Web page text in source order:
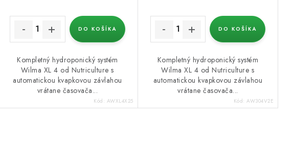
DO KOŠÍKA
Kompletný hydroponický systém
Wilma XL 4 od Nutriculture s
automatickou kvapkovou závlahou
vrátane časovača...
Kód: AWXL4X25
DO KOŠÍKA
Kompletný hydroponický systém
Wilma XL 4 od Nutriculture s
automatickou kvapkovou závlahou
vrátane časovača...
Kód:AW304V2E